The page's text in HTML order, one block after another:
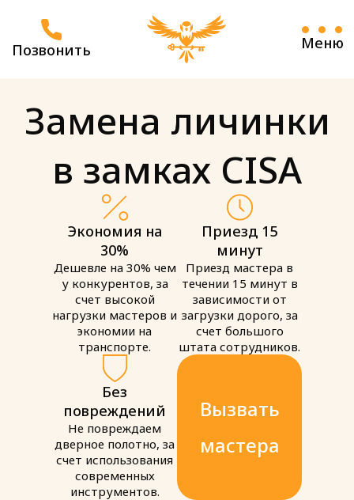
Позвонить Меню
Замена личинки
в замках CISA
Экономия на
30%
Дешевле на 30% чем
у конкурентов, за
счет высокой
нагрузки мастеров и
экономии на
транспорте.
Приезд 15
минут
Приезд мастера в
течении 15 минут в
зависимости от
загрузки дорого, за
счет большого
штата сотрудников.
Без
повреждений
Не повреждаем
дверное полотно, за
счет использования
современных
инструментов.
Вызвать
мастера